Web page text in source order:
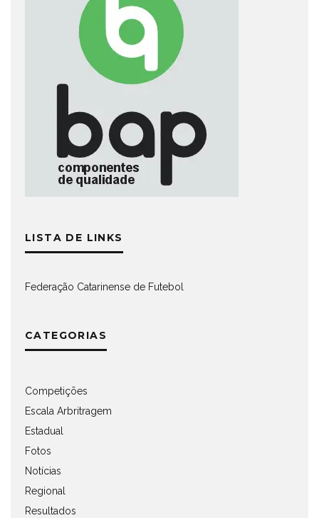
LISTA DE LINKS
Federação Catarinense de Futebol
CATEGORIAS
Competições
Escala Arbritragem
Estadual
Fotos
Notícias
Regional
Resultados